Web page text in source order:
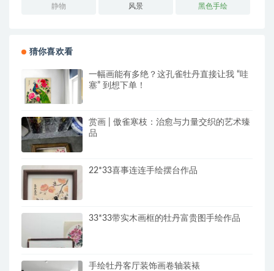
静物 风景 黑色手绘
猜你喜欢看
一幅画能有多绝？这孔雀牡丹直接让我 “哇
塞” 到想下单！
赏画 | 傲雀寒枝：治愈与力量交织的艺术臻
品
22*33喜事连连手绘摆台作品
33*33带实木画框的牡丹富贵图手绘作品
手绘牡丹客厅装饰画卷轴装裱